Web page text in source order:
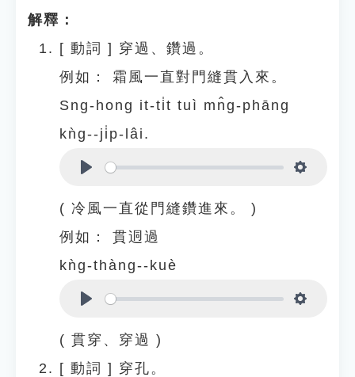
解釋：
[ 動詞 ] 穿過、鑽過。
例如：
霜風一直對門縫貫入來。
Sng-hong it-ti̍t tuì mn̂g-phāng
kǹg--ji̍p-lâi.
( 冷風一直從門縫鑽進來。 )
例如：
貫迵過
kǹg-thàng--kuè
( 貫穿、穿過 )
[ 動詞 ] 穿孔。